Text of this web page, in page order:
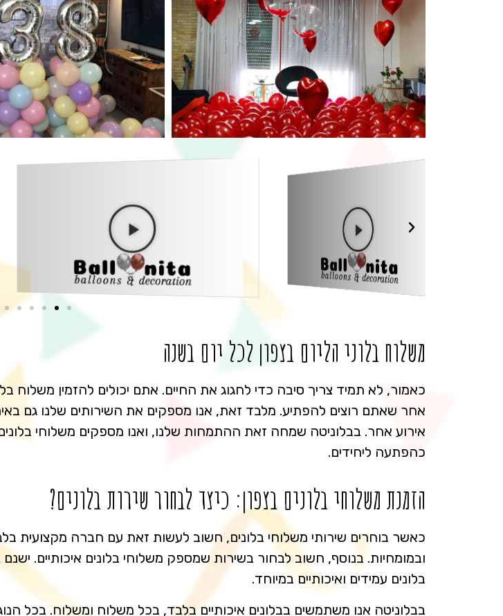
משלוח בלוני הליום בצפון לכל יום בשנה
כאמור, לא תמיד צריך סיבה כדי לחגוג את החיים. אתם יכולים להזמין משלוח
אחר שאתם רוצים להפתיע. מלבד זאת, אנו מספקים את השירותים שלנו גם
אירוע אחר. בבלוניטה שמחה זאת ההתמחות שלנו, ואנו מספקים משלוחי בלונים
כהפתעה ליחידים.
הזמנת משלוחי בלונים בצפון: כיצד לבחור שירות בלונים?
כאשר בוחרים שירותי משלוחי בלונים, חשוב לעשות זאת עם חברה מקצועית
ובמומחיות. בנוסף, חשוב לבחור בשירות שמספק משלוחי בלונים איכותיים.
בלונים עמידים ואיכותיים במיוחד.
בבלוניטה אנו משתמשים בבלונים איכותיים בלבד, בכל משלוח ומשלוח. בכל